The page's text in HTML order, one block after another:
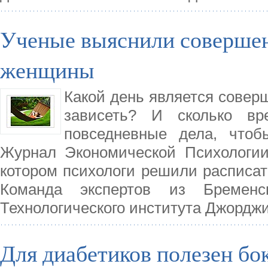
Ученые выяснили
женщины
Какой день является
зависеть? И сколько
повседневные дела,
Журнал Экономической
котором психологи решили
Команда экспертов из
Технологического института
Для диабетиков полезен